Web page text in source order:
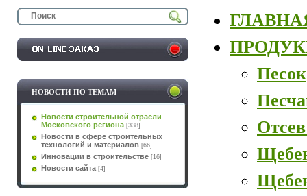
НОВОСТИ ПО ТЕМАМ
Новости строительной отрасли
Московского региона [338]
Новости в сфере строительных
технологий и материалов [66]
Инновации в строительстве [16]
Новости сайта [4]
Песок